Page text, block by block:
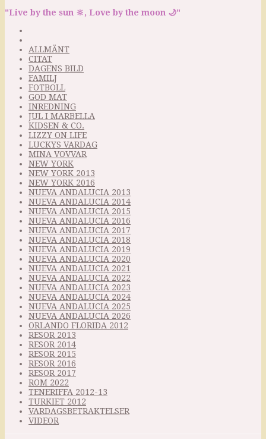
"Live by the sun 🔆, Love by the moon 🌙"
ALLMÄNT
CITAT
DAGENS BILD
FAMILJ
FOTBOLL
GOD MAT
INREDNING
JUL I MARBELLA
KIDSEN & CO.
LIZZY ON LIFE
LUCKYS VARDAG
MINA VOVVAR
NEW YORK
NEW YORK 2013
NEW YORK 2016
NUEVA ANDALUCIA 2013
NUEVA ANDALUCIA 2014
NUEVA ANDALUCIA 2015
NUEVA ANDALUCIA 2016
NUEVA ANDALUCIA 2017
NUEVA ANDALUCIA 2018
NUEVA ANDALUCIA 2019
NUEVA ANDALUCIA 2020
NUEVA ANDALUCIA 2021
NUEVA ANDALUCIA 2022
NUEVA ANDALUCIA 2023
NUEVA ANDALUCIA 2024
NUEVA ANDALUCIA 2025
NUEVA ANDALUCIA 2026
ORLANDO FLORIDA 2012
RESOR 2013
RESOR 2014
RESOR 2015
RESOR 2016
RESOR 2017
ROM 2022
TENERIFFA 2012-13
TURKIET 2012
VARDAGSBETRAKTELSER
VIDEOR